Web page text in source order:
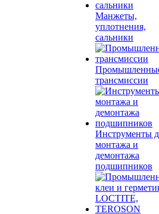
Манжеты,
уплотнения,
сальники
трансмиссии
Инструменты
монтажа и
демонтажа
подшипников